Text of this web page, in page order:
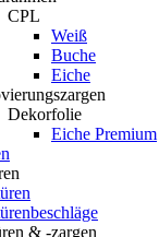
CPL
Weiß
Buche
Eiche
Dekorfolie
Eiche Premium
& -zargen